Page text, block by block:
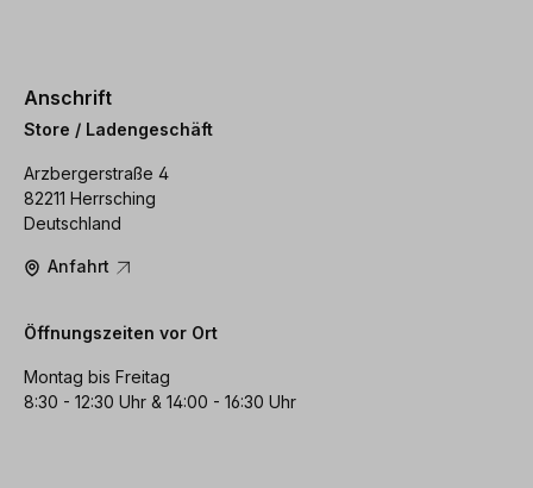
Anschrift
Store / Ladengeschäft
Arzbergerstraße 4
82211 Herrsching
Deutschland
Anfahrt
Öffnungszeiten vor Ort
Montag bis Freitag
8:30 - 12:30 Uhr & 14:00 - 16:30 Uhr